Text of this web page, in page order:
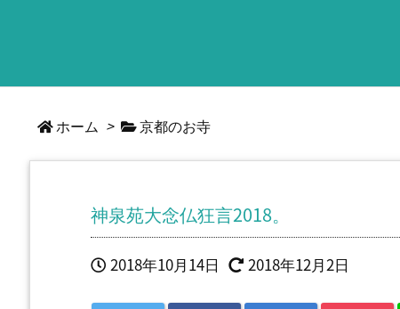
ホーム > 京都のお寺
神泉苑大念仏狂言2018。
2018年10月14日 2018年12月2日